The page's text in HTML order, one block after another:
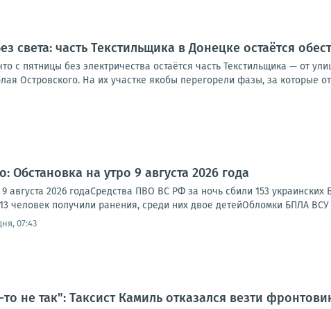
света: часть Текстильщика в Донецке остаётся
с пятницы без электричества остаётся часть Текстильщика — от
Островского. На их участке якобы перегорели фазы, за которые
Обстановка на утро 9 августа 2026 года
августа 2026 годаСредства ПВО ВС РФ за ночь сбили 153
человек получили ранения, среди них двое детейОбломки БПЛА ВСУ
07:43
не так": Таксист Камиль отказался везти